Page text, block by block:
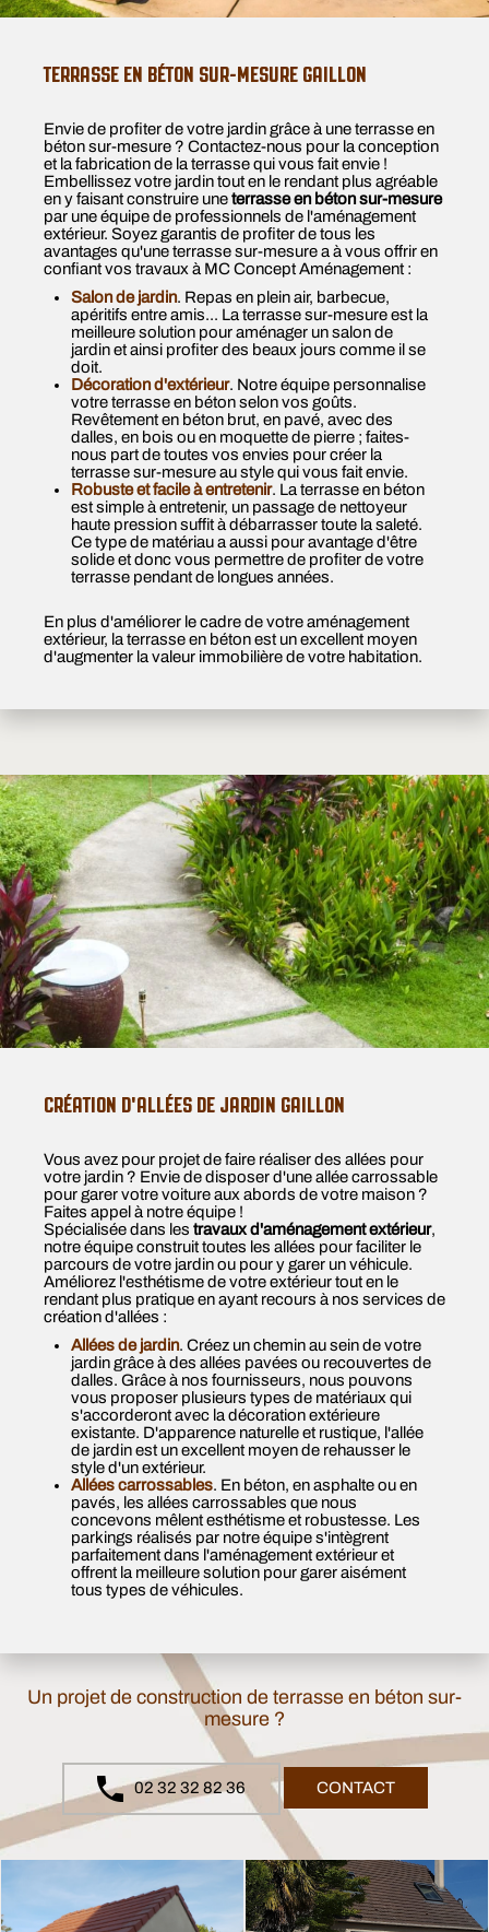
TERRASSE EN BÉTON SUR-MESURE GAILLON
Envie de profiter de votre jardin grâce à une terrasse en
béton sur-mesure ? Contactez-nous pour la conception
et la fabrication de la terrasse qui vous fait envie !
Embellissez votre jardin tout en le rendant plus agréable
en y faisant construire uneterrasse en béton sur-mesure
par une équipe de professionnels de l'aménagement
extérieur. Soyez garantis de profiter de tous les
avantages qu'une terrasse sur-mesure a à vous offrir en
confiant vos travaux à MC Concept Aménagement :
Salon de jardin. Repas en plein air, barbecue,
apéritifs entre amis... La terrasse sur-mesure est la
meilleure solution pour aménager un salon de
jardin et ainsi profiter des beaux jours comme il se
doit.
Décoration d'extérieur. Notre équipe personnalise
votre terrasse en béton selon vos goûts.
Revêtement en béton brut, en pavé, avec des
dalles, en bois ou en moquette de pierre ; faites-
nous part de toutes vos envies pour créer la
terrasse sur-mesure au style qui vous fait envie.
Robuste et facile à entretenir. La terrasse en béton
est simple à entretenir, un passage de nettoyeur
haute pression suffit à débarrasser toute la saleté.
Ce type de matériau a aussi pour avantage d'être
solide et donc vous permettre de profiter de votre
terrasse pendant de longues années.
En plus d'améliorer le cadre de votre aménagement
extérieur, la terrasse en béton est un excellent moyen
d'augmenter la valeur immobilière de votre habitation.
CRÉATION D'ALLÉES DE JARDIN GAILLON
Vous avez pour projet de faire réaliser des allées pour
votre jardin ? Envie de disposer d'une allée carrossable
pour garer votre voiture aux abords de votre maison ?
Faites appel à notre équipe !
Spécialisée dans les travaux d'aménagement extérieur,
notre équipe construit toutes les allées pour faciliter le
parcours de votre jardin ou pour y garer un véhicule.
Améliorez l'esthétisme de votre extérieur tout en le
rendant plus pratique en ayant recours à nos services de
création d'allées :
Allées de jardin. Créez un chemin au sein de votre
jardin grâce à des allées pavées ou recouvertes de
dalles. Grâce à nos fournisseurs, nous pouvons
vous proposer plusieurs types de matériaux qui
s'accorderont avec la décoration extérieure
existante. D'apparence naturelle et rustique, l'allée
de jardin est un excellent moyen de rehausser le
style d'un extérieur.
Allées carrossables. En béton, en asphalte ou en
pavés, les allées carrossables que nous
concevons mêlent esthétisme et robustesse. Les
parkings réalisés par notre équipe s'intègrent
parfaitement dans l'aménagement extérieur et
offrent la meilleure solution pour garer aisément
tous types de véhicules.
Un projet de construction de terrasse en béton sur-
mesure ?
02 32 32 82 36 CONTACT